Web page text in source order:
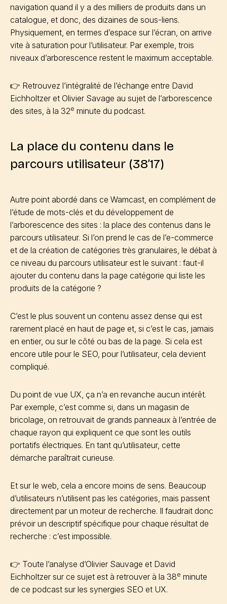
navigation quand il y a des milliers de produits dans un
catalogue, et donc, des dizaines de sous-liens.
Physiquement, en termes d’espace sur l’écran, on arrive
vite à saturation pour l’utilisateur. Par exemple, trois
niveaux d’arborescence restent le maximum acceptable.
👉 Retrouvez l’intégralité de l’échange entre David
Eichholtzer et Olivier Savage au sujet de l’arborescence
des sites, à la 32e minute du podcast.
La place du contenu dans le
parcours utilisateur (38’17)
Autre point abordé dans ce Wamcast, en complément de
l’étude de mots-clés et du développement de
l’arborescence des sites : la place des contenus dans le
parcours utilisateur. Si l’on prend le cas de l’e-commerce
et de la création de catégories très granulaires, le débat à
ce niveau du parcours utilisateur est le suivant : faut-il
ajouter du contenu dans la page catégorie qui liste les
produits de la catégorie ?
C’est le plus souvent un contenu assez dense qui est
rarement placé en haut de page et, si c’est le cas, jamais
en entier, ou sur le côté ou bas de la page. Si cela est
encore utile pour le SEO, pour l’utilisateur, cela devient
compliqué.
Du point de vue UX, ça n’a en revanche aucun intérêt.
Par exemple, c’est comme si, dans un magasin de
bricolage, on retrouvait de grands panneaux à l’entrée de
chaque rayon qui expliquent ce que sont les outils
portatifs électriques. En tant qu’utilisateur, cette
démarche paraîtrait curieuse.
Et sur le web, cela a encore moins de sens. Beaucoup
d’utilisateurs n’utilisent pas les catégories, mais passent
directement par un moteur de recherche. Il faudrait donc
prévoir un descriptif spécifique pour chaque résultat de
recherche : c’est impossible.
👉 Toute l’analyse d’Olivier Sauvage et David
Eichholtzer sur ce sujet est à retrouver à la 38e minute
de ce podcast sur les synergies SEO et UX.